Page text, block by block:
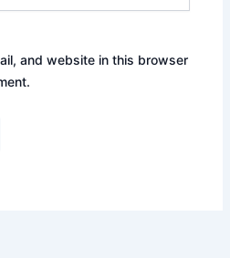
and website in this browser